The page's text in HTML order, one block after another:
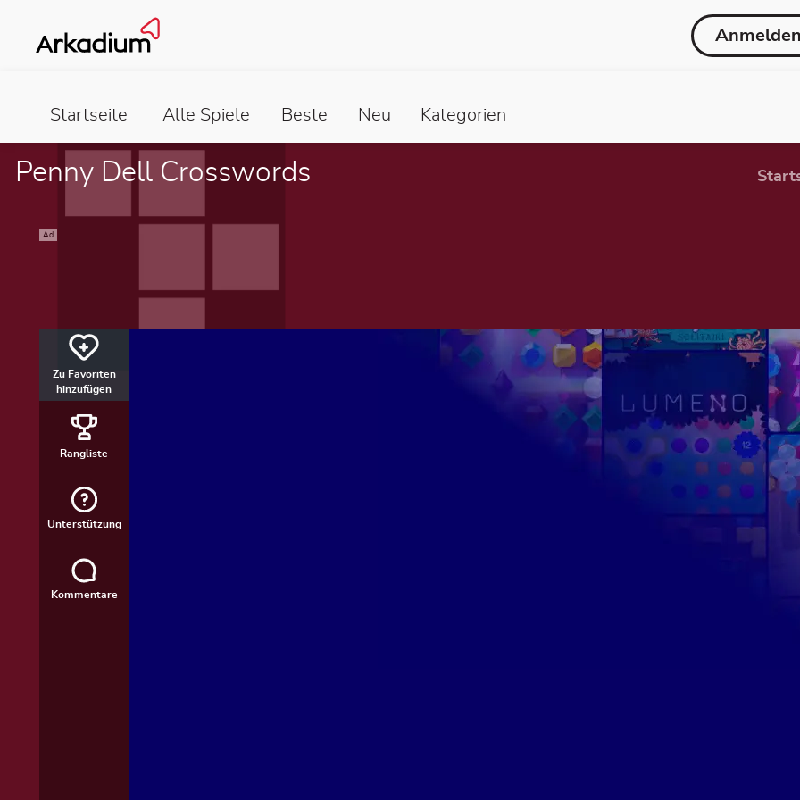
Startseite Alle Spiele Beste Neu Kategorien
Penny Dell Crosswords
Zu Favoriten
hinzufügen
Rangliste
Unterstützung
Kommentare
Ad